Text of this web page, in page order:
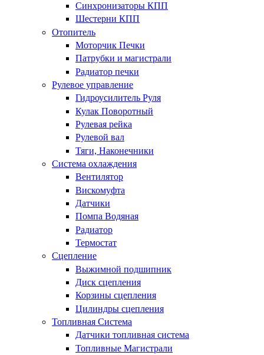
Синхронизаторы КПП
Шестерни КПП
Отопитель
Моторчик Печки
Патрубки и магистрали
Радиатор печки
Рулевое управление
Гидроусилитель Руля
Кулак Поворотный
Рулевая рейка
Рулевой вал
Тяги, Наконечники
Система охлаждения
Вентилятор
Вискомуфта
Датчики
Помпа Водяная
Радиатор
Термостат
Сцепление
Выжимной подшипник
Диск сцепления
Корзины сцепления
Цилиндры сцепления
Топливная Система
Датчики топливная система
Топливные Магистрали